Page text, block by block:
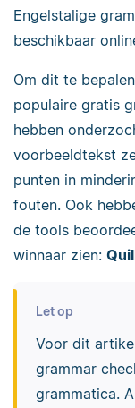
Engelstalige
beschikbaar
Om dit te
populaire gratis
hebben
voorbeeldtekst
punten in
fouten. Ook
de tools
winnaar zien:
Let op
Voor dit
grammar
grammatica.